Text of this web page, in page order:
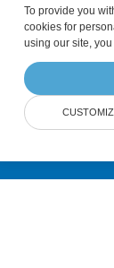
To provide you
cookies for
using our site,